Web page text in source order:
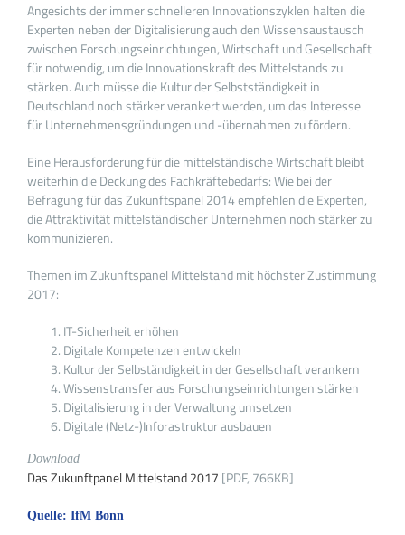
Angesichts der immer schnelleren Innovationszyklen halten die
Experten neben der Digitalisierung auch den Wissensaustausch
zwischen Forschungseinrichtungen, Wirtschaft und Gesellschaft
für notwendig, um die Innovationskraft des Mittelstands zu
stärken. Auch müsse die Kultur der Selbstständigkeit in
Deutschland noch stärker verankert werden, um das Interesse
für Unternehmensgründungen und -übernahmen zu fördern.
Eine Herausforderung für die mittelständische Wirtschaft bleibt
weiterhin die Deckung des Fachkräftebedarfs: Wie bei der
Befragung für das Zukunftspanel 2014 empfehlen die Experten,
die Attraktivität mittelständischer Unternehmen noch stärker zu
kommunizieren.
Themen im Zukunftspanel Mittelstand mit höchster Zustimmung
2017:
IT-Sicherheit erhöhen
Digitale Kompetenzen entwickeln
Kultur der Selbständigkeit in der Gesellschaft verankern
Wissenstransfer aus Forschungseinrichtungen stärken
Digitalisierung in der Verwaltung umsetzen
Digitale (Netz-)Inforastruktur ausbauen
Download
Das Zukunftpanel Mittelstand 2017 [PDF, 766KB]
Quelle: IfM Bonn